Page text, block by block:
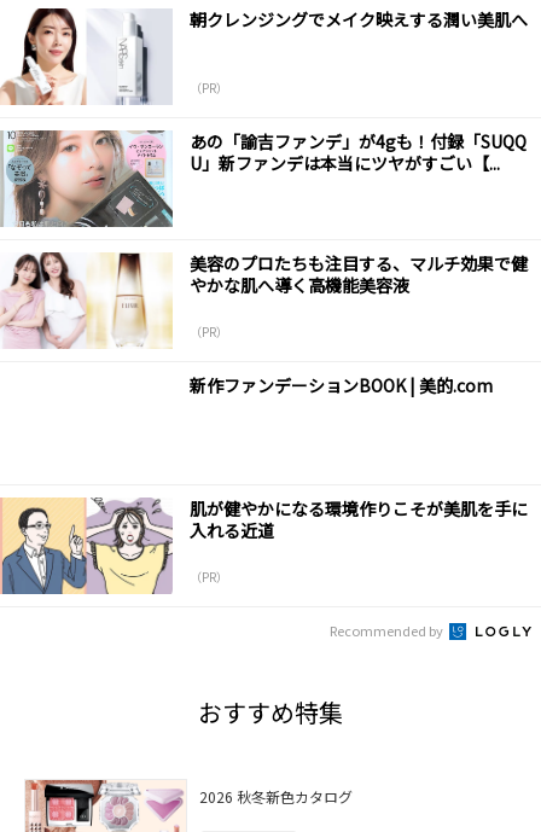
朝クレンジングでメイク映えする潤い美肌へ
（PR）
あの「諭吉ファンデ」が4gも！付録「SUQQ
U」新ファンデは本当にツヤがすごい【...
美容のプロたちも注目する、マルチ効果で健
やかな肌へ導く高機能美容液
（PR）
新作ファンデーションBOOK | 美的.com
肌が健やかになる環境作りこそが美肌を手に
入れる近道
（PR）
Recommended by
おすすめ特集
2026 秋冬新色カタログ